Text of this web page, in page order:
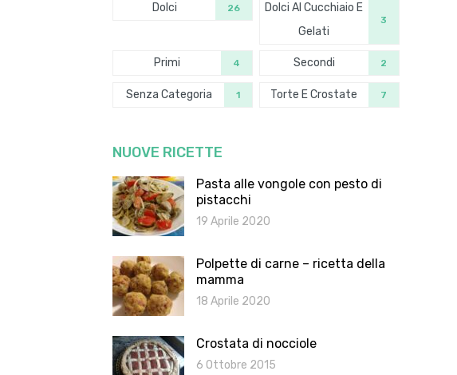
Dolci 26
Dolci Al Cucchiaio E
Gelati
3
Primi 4 Secondi 2
Senza Categoria 1 Torte E Crostate 7
NUOVE RICETTE
Pasta alle vongole con pesto di
pistacchi
19 Aprile 2020
Polpette di carne – ricetta della
mamma
18 Aprile 2020
Crostata di nocciole
6 Ottobre 2015